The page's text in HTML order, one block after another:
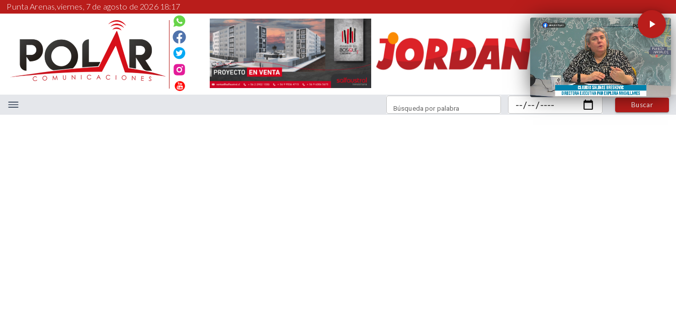
Punta Arenas,viernes, 7 de agosto de 2026 18:17
Buscar
Búsqueda por palabra